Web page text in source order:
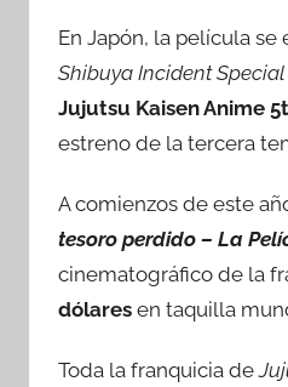
En Japón, la película se
Shibuya Incident
Jujutsu Kaisen Anime
estreno de la tercera
A comienzos de este
tesoro perdido – La
cinematográfico de la
dólares en taquilla
Toda la franquicia de